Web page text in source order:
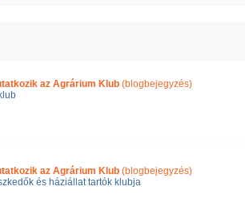
az Agrárium Klub (blogbejegyzés)
az Agrárium Klub (blogbejegyzés)
és háziállat tartók klubja